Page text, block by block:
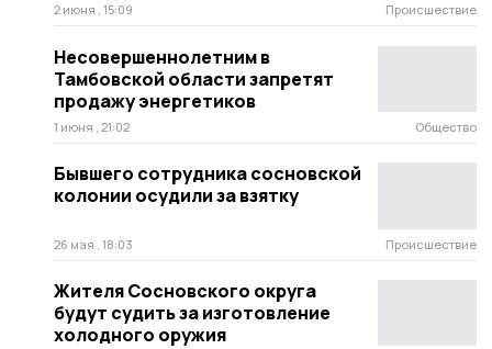
2 июня , 15:09 Происшествие
Несовершеннолетним в
Тамбовской области запретят
продажу энергетиков
1 июня , 21:02 Общество
Бывшего сотрудника сосновской
колонии осудили за взятку
26 мая , 18:03 Происшествие
Жителя Сосновского округа
будут судить за изготовление
холодного оружия